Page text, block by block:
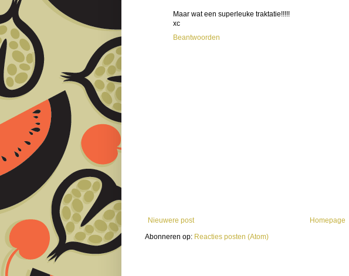
Maar wat een superleuke traktatie!!!!!
xc
Beantwoorden
Nieuwere post
Homepage
Abonneren op: Reacties posten (Atom)